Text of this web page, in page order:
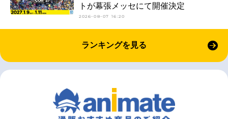
トが幕張メッセにて開催決定
2026-08-07 16:20
ランキングを見る